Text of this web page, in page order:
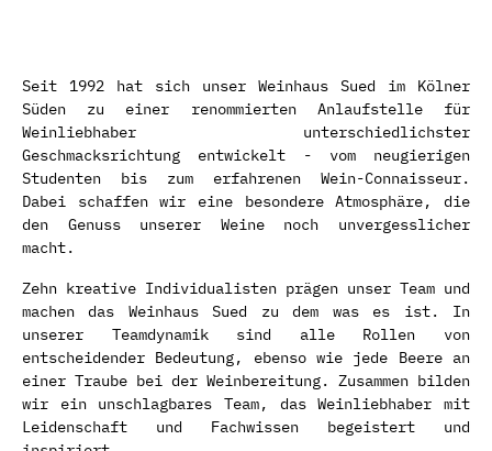
Seit 1992 hat sich unser Weinhaus Sued im Kölner
Süden zu einer renommierten Anlaufstelle für
Weinliebhaber unterschiedlichster
Geschmacksrichtung entwickelt - vom neugierigen
Studenten bis zum erfahrenen Wein-Connaisseur.
Dabei schaffen wir eine besondere Atmosphäre, die
den Genuss unserer Weine noch unvergesslicher
macht.
Zehn kreative Individualisten prägen unser Team und
machen das Weinhaus Sued zu dem was es ist. In
unserer Teamdynamik sind alle Rollen von
entscheidender Bedeutung, ebenso wie jede Beere an
einer Traube bei der Weinbereitung. Zusammen bilden
wir ein unschlagbares Team, das Weinliebhaber mit
Leidenschaft und Fachwissen begeistert und